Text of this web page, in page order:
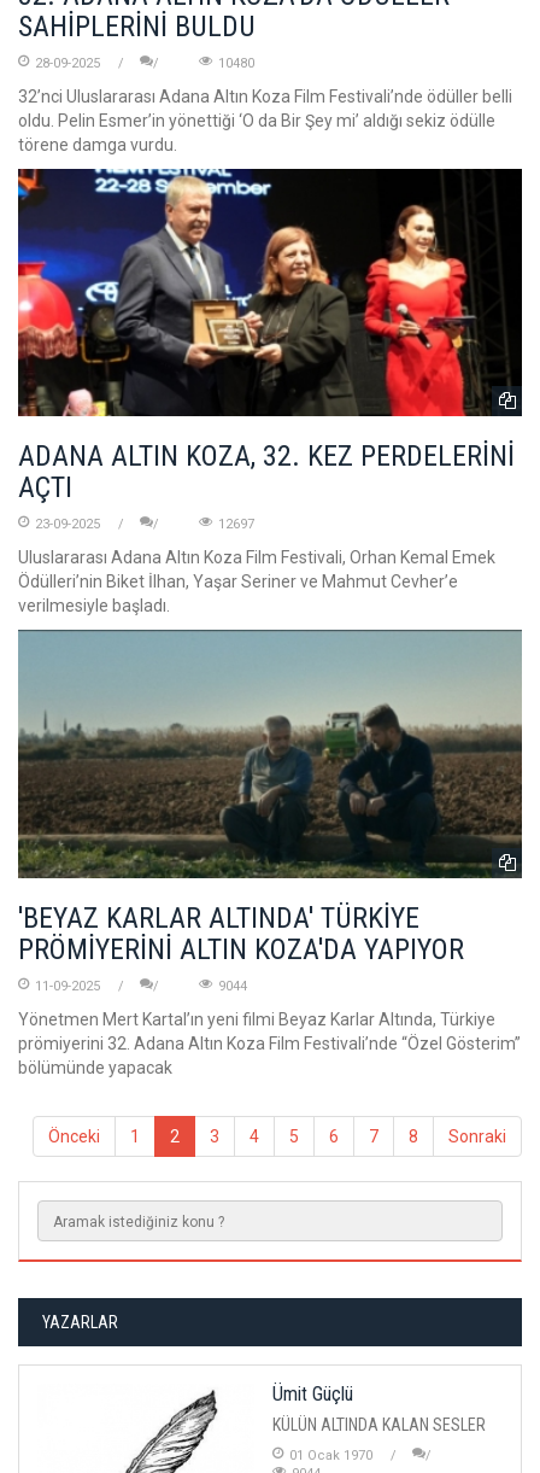
SAHİPLERİNİ BULDU
28-09-2025 10480
32’nci Uluslararası Adana Altın Koza Film Festivali’nde ödüller belli
oldu. Pelin Esmer’in yönettiği ‘O da Bir Şey mi’ aldığı sekiz ödülle
törene damga vurdu.
ADANA ALTIN KOZA, 32. KEZ PERDELERİNİ
AÇTI
23-09-2025 12697
Uluslararası Adana Altın Koza Film Festivali, Orhan Kemal Emek
Ödülleri’nin Biket İlhan, Yaşar Seriner ve Mahmut Cevher’e
verilmesiyle başladı.
'BEYAZ KARLAR ALTINDA' TÜRKİYE
PRÖMİYERİNİ ALTIN KOZA'DA YAPIYOR
11-09-2025 9044
Yönetmen Mert Kartal’ın yeni filmi Beyaz Karlar Altında, Türkiye
prömiyerini 32. Adana Altın Koza Film Festivali’nde “Özel Gösterim”
bölümünde yapacak
Önceki 1 2 3 4 5 6 7 8 Sonraki
YAZARLAR
Ümit Güçlü
KÜLÜN ALTINDA KALAN SESLER
01 Ocak 1970